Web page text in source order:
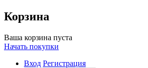
Корзина
Ваша корзина пуста
Начать покупки
Вход Регистрация